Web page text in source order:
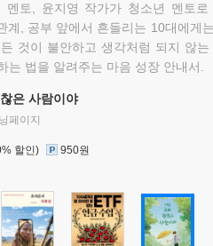
멘토, 윤지영 작가가 청소년 멘토로
계, 공부 앞에서 흔들리는 10대에게
것이 불안하고 생각처럼 되지 않
는 법을 알려주는 마음 성장 안내서.
은 사람이야
페이지
할인) 950원